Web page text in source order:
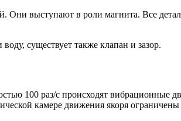
Они выступают в роли магнита. Все
существует также клапан и зазор.
100 раз/с происходят вибрационные
камере движения якоря